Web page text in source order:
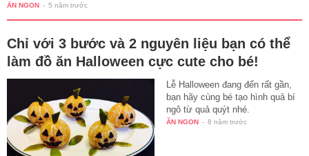
ĂN NGON - 5 năm trước
Chỉ với 3 bước và 2 nguyên liệu bạn có thể
làm đồ ăn Halloween cực cute cho bé!
Lễ Halloween đang đến rất gần,
bạn hãy cùng bé tạo hình quả bí
ngô từ quả quýt nhé.
ĂN NGON - 8 năm trước